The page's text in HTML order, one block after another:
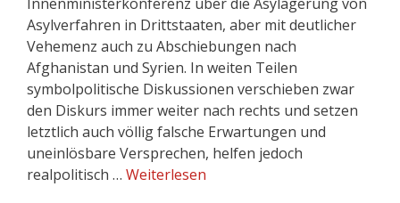
Asylverfahren in Drittstaaten, aber mit deutlicher
Vehemenz auch zu Abschiebungen nach
Afghanistan und Syrien. In weiten Teilen
symbolpolitische Diskussionen verschieben zwar
den Diskurs immer weiter nach rechts und setzen
letztlich auch völlig falsche Erwartungen und
uneinlösbare Versprechen, helfen jedoch
realpolitisch … Weiterlesen